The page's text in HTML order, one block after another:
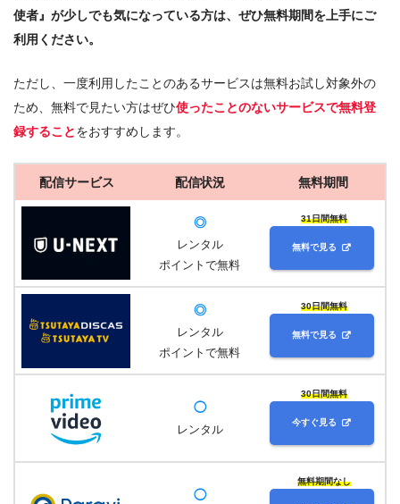
使者』が少しでも気になっている方は、ぜひ無料期間を上手にご
利用ください。
ただし、一度利用したことのあるサービスは無料お試し対象外の
ため、無料で見たい方はぜひ使ったことのないサービスで無料登
録することをおすすめします。
配信サービス 配信状況 無料期間
◎
レンタル
ポイントで無料
31日間無料
無料で見る
◎
レンタル
ポイントで無料
30日間無料
無料で見る
◯
レンタル
30日間無料
今すぐ見る
◯
無料期間なし